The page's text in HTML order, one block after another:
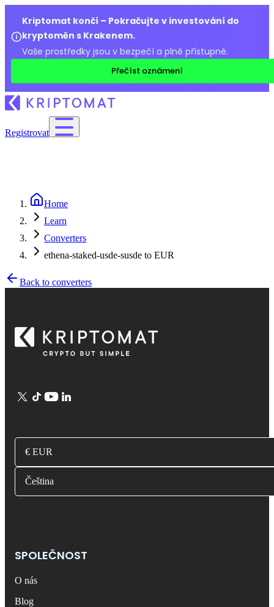
Kriptomat končí – Pokračujte v investování do
kryptoměn s Krakenem.
Vaše prostředky jsou v bezpečí a plně přístupné.
Přečíst oznámení
Registrovat
Home
Learn
Converters
ethena-staked-usde-susde to EUR
Back to converters
€ EUR
Čeština
SPOLEČNOST
O nás
Blog